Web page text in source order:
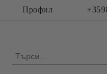
Профил